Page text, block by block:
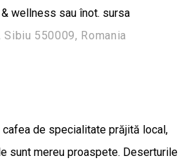
wellness sau înot. sursa
Sibiu 550009, Romania
de specialitate prăjită local,
sunt mereu proaspete. Deserturile